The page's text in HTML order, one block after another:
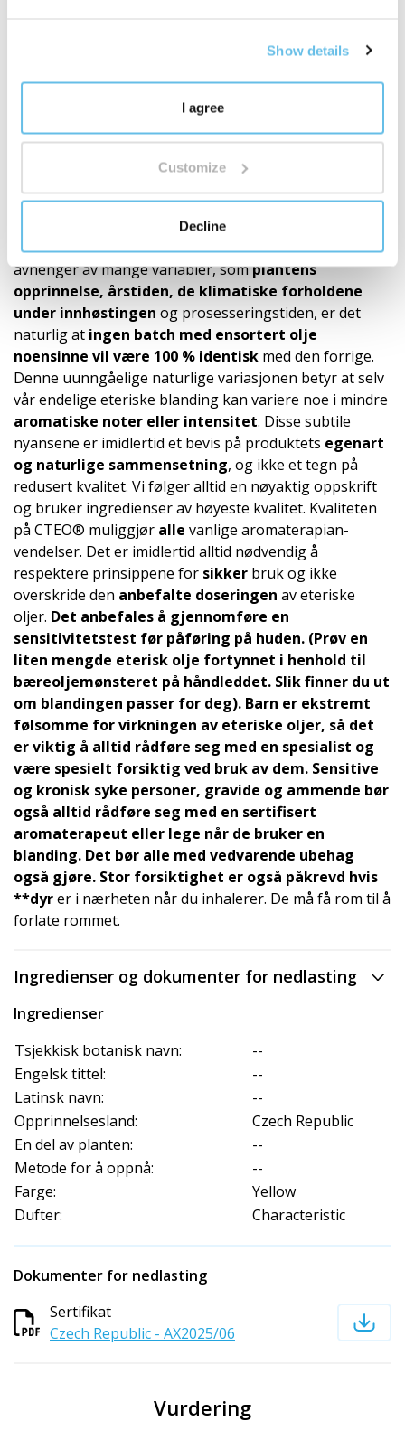
Show details
I agree
Customize
Decline
Det handler ikke bare om kvantitet. Det handler om
av dufter for hverdagen.
Oppdag verden av BEWIT-blandinger
Anbefalinger
enkeltoljer) består utelukkende av 100 % naturlige
eteriske oljer. Siden kvaliteten og den kjemiske
sammensetningen av disse naturlige råvarene
avhenger av mange variabler, somplantens
opprinnelse, årstiden, de klimatiske forholdene
under innhøstingen og prosesseringstiden, er det
naturlig at ingen batch med ensortert olje
noensinne vil være 100 % identisk med den forrige.
Denne uunngåelige naturlige variasjonen betyr at selv
vår endelige eteriske blanding kan variere noe i mindre
aromatiske noter eller intensitet. Disse subtile
nyansene er imidlertid et bevis på produktets egenart
og naturlige sammensetning, og ikke et tegn på
redusert kvalitet. Vi følger alltid en nøyaktig oppskrift
og bruker ingredienser av høyeste kvalitet. Kvaliteten
på CTEO® muliggjør alle vanlige aromaterapian­
vendelser. Det er imidlertid alltid nødvendig å
respektere prinsippene for sikker bruk og ikke
overskride den anbefalte doseringen av eteriske
oljer. Det anbefales å gjennomføre en
sensitivitetstest før påføring på huden. (Prøv en
liten mengde eterisk olje fortynnet i henhold til
bæreoljemønsteret på håndleddet. Slik finner du ut
om blandingen passer for deg). Barn er ekstremt
følsomme for virkningen av eteriske oljer, så det
er viktig å alltid rådføre seg med en spesialist og
være spesielt forsiktig ved bruk av dem. Sensitive
og kronisk syke personer, gravide og ammende bør
også alltid rådføre seg med en sertifisert
aromaterapeut eller lege når de bruker en
blanding. Det bør alle med vedvarende ubehag
også gjøre. Stor forsiktighet er også påkrevd hvis
**dyrer i nærheten når du inhalerer. De må få rom til å
forlate rommet.
Ingredienser og dokumenter for nedlasting
Ingredienser
Tsjekkisk botanisk navn:
--
Engelsk tittel:
--
Latinsk navn:
--
Opprinnelsesland:
Czech Republic
En del av planten:
--
Metode for å oppnå:
--
Farge:
Yellow
Dufter:
Characteristic
Dokumenter for nedlasting
Sertifikat
Czech Republic - AX2025/06
Vurdering